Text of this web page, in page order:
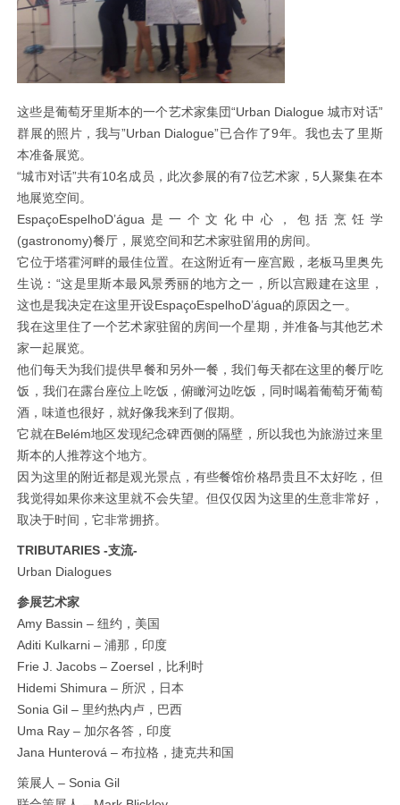
这些是葡萄牙里斯本的一个艺术家集団“Urban Dialogue 城市对话”
群展的照片，我与”Urban Dialogue”已合作了9年。我也去了里斯
本准备展览。
“城市对话”共有10名成员，此次参展的有7位艺术家，5人聚集在本
地展览空间。
EspaçoEspelhoD’água是一个文化中心，包括烹饪学
(gastronomy)餐厅，展览空间和艺术家驻留用的房间。
它位于塔霍河畔的最佳位置。在这附近有一座宫殿，老板马里奥先
生说：“这是里斯本最风景秀丽的地方之一，所以宫殿建在这里，
这也是我决定在这里开设EspaçoEspelhoD’água的原因之一。
我在这里住了一个艺术家驻留的房间一个星期，并准备与其他艺术
家一起展览。
他们每天为我们提供早餐和另外一餐，我们每天都在这里的餐厅吃
饭，我们在露台座位上吃饭，俯瞰河边吃饭，同时喝着葡萄牙葡萄
酒，味道也很好，就好像我来到了假期。
它就在Belém地区发现纪念碑西侧的隔壁，所以我也为旅游过来里
斯本的人推荐这个地方。
因为这里的附近都是观光景点，有些餐馆价格昂贵且不太好吃，但
我觉得如果你来这里就不会失望。但仅仅因为这里的生意非常好，
取决于时间，它非常拥挤。
TRIBUTARIES -支流-
Urban Dialogues
参展艺术家
Amy Bassin – 纽约，美国
Aditi Kulkarni – 浦那，印度
Frie J. Jacobs – Zoersel，比利时
Hidemi Shimura – 所沢，日本
Sonia Gil – 里约热内卢，巴西
Uma Ray – 加尔各答，印度
Jana Hunterová – 布拉格，捷克共和国
策展人 – Sonia Gil